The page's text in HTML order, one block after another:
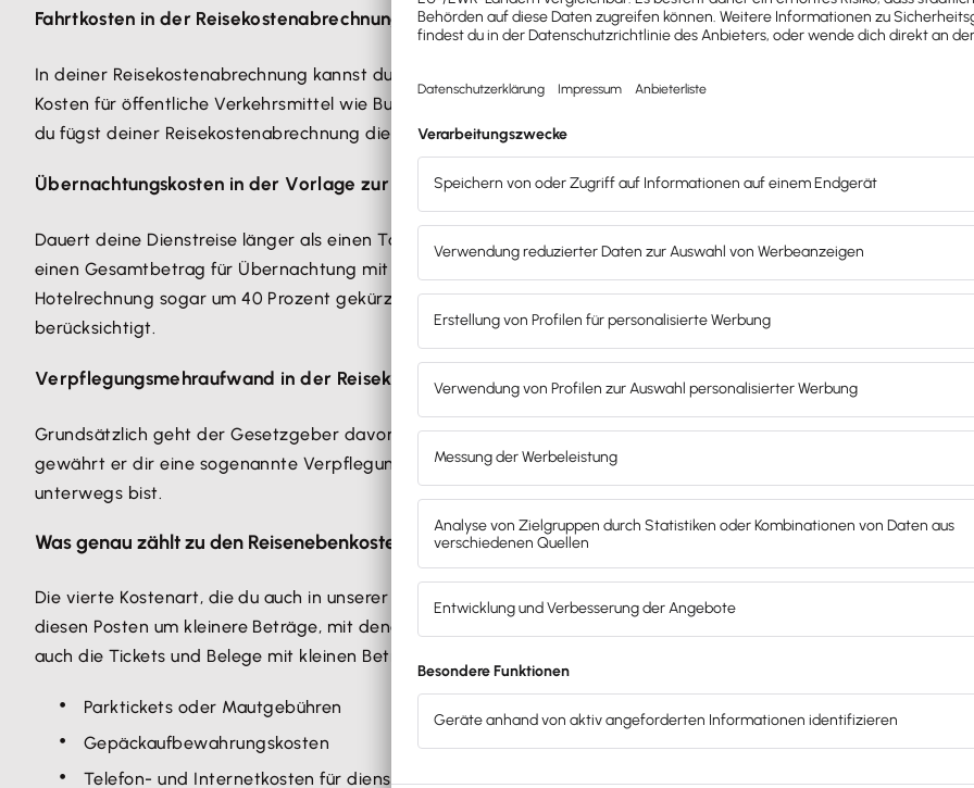
Fahrtkosten in der Reisekostenabrechnung
In deiner Reisekostenabrechnung kannst du nicht nur die
Kosten für öffentliche Verkehrsmittel wie Bus und Bahn, Zug und Flugzeug, aber auch für den Mietwagen oder
du fügst deiner Reisekostenabrechnung die entsprechenden Belege, Quittungen oder Fahrkarten bei.
Übernachtungskosten in der Vorlage zur Reisekostenabrechnung
Dauert deine Dienstreise länger als einen Tag, werden dir die Ausgaben für das Hotelzimmer, die Pension oder
einen Gesamtbetrag für Übernachtung mit Frühstück aus, so muss dieser Betrag um 20 Prozent gekürzt
Hotelrechnung sogar um 40 Prozent gekürzt. Frühstück, Mittag- und Abendessen fallen in die Kostenrubrik „
berücksichtigt.
Verpflegungsmehraufwand in der Reisekostenabrechnung
Grundsätzlich geht der Gesetzgeber davon aus, dass du dich auf einer Dienstreisekostenintensiver verpflegen
gewährt er dir eine sogenannte Verpflegungspauschale. Sie beträgt bei mehr als achtstündiger Dauer 14 Euro
unterwegs bist.
Was genau zählt zu den Reisenebenkosten?
Die vierte Kostenart, die du auch in unserer Vorlage zur Reisekostenabrechnung im kostenlosen Download
diesen Posten um kleinere Beträge, mit denen es sich jedoch exakt so wie mit dem sprichwörtlichen Kleinvieh,
auch die Tickets und Belege mit kleinen Beträgen, die du im Laufe einer Dienstreise erhältst. Dazu zählen
Parktickets oder Mautgebühren
Gepäckaufbewahrungskosten
Telefon- und Internetkosten für dienstliche Zwecke